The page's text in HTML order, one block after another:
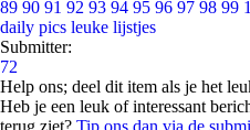
89 90 91 92 93 94 95 96 97 98 99
daily pics leuke lijstjes
Submitter:
72
Help ons; deel dit item als je het
Heb je een leuk of interessant
terug ziet? Tip ons dan via de